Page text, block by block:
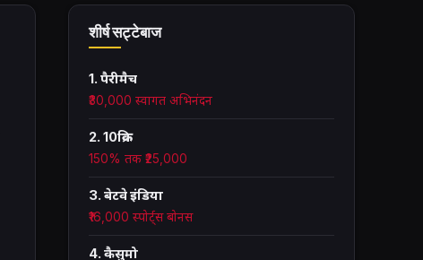
शीर्ष सट्टेबाज
1. पैरीमैच
₹30,000 स्वागत अभिनंदन
2. 10क्रिक
150% तक ₹25,000
3. बेटवे इंडिया
₹16,000 स्पोर्ट्स बोनस
4. कैसुमो